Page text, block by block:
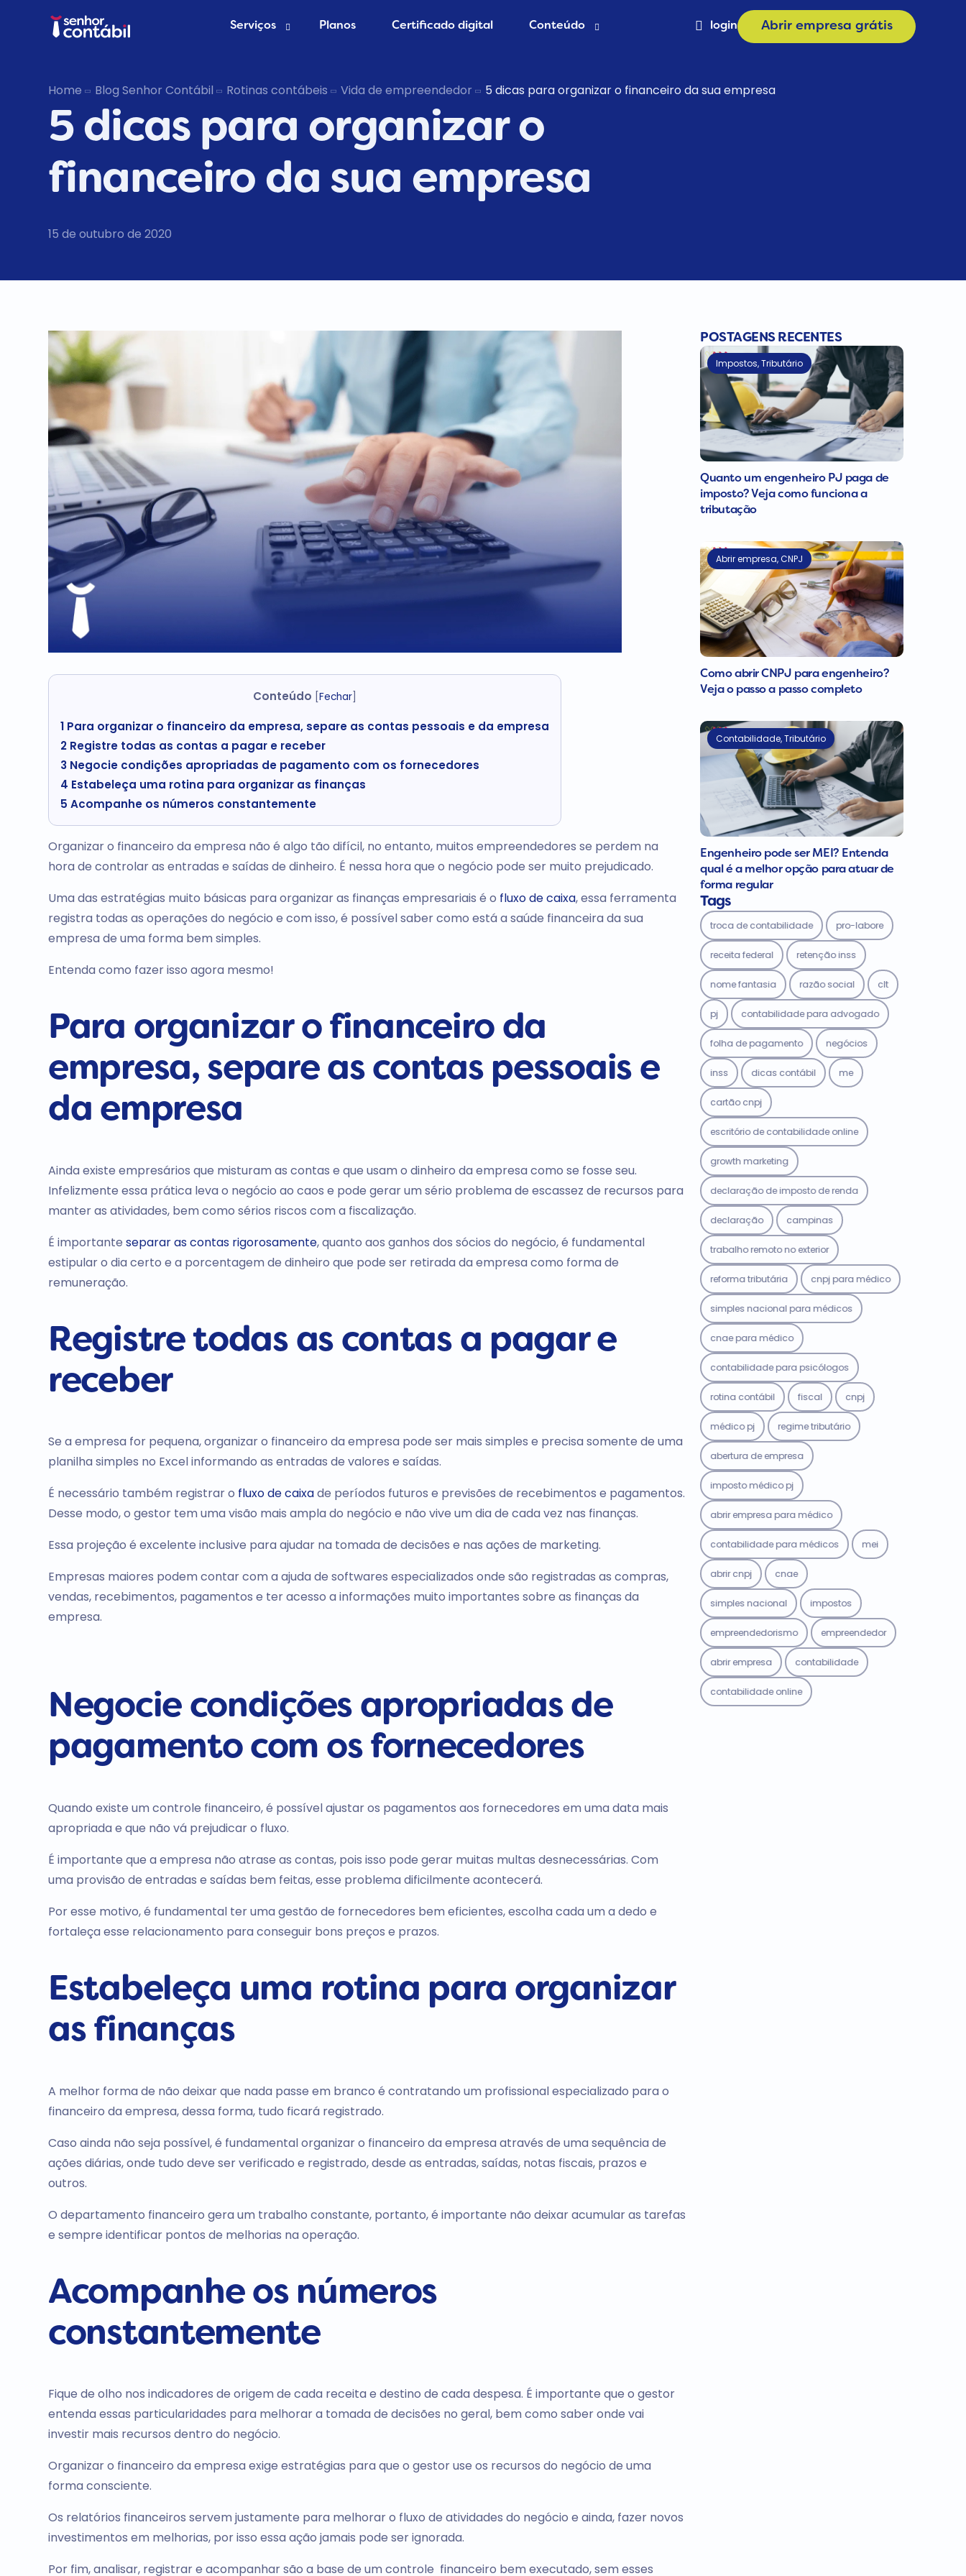
Serviços
Abrir Empresa grátis
Trocar de Contador
Planos Certificado digital Conteúdo
Blog Contábil
Abertura de empresa
Materiais
login Abrir empresa grátis
Home Blog Senhor Contábil Rotinas contábeis Vida de empreendedor 5 dicas para organizar o financeiro da sua empresa
5 dicas para organizar o
financeiro da sua empresa
15 de outubro de 2020
Conteúdo [Fechar
1 Para organizar o financeiro da empresa, separe as contas pessoais e da empresa
2 Registre todas as contas a pagar e receber
3 Negocie condições apropriadas de pagamento com os fornecedores
4 Estabeleça uma rotina para organizar as finanças
5 Acompanhe os números constantemente
Organizar o financeiro da empresa não é algo tão difícil, no entanto, muitos empreendedores se perdem na
hora de controlar as entradas e saídas de dinheiro. É nessa hora que o negócio pode ser muito prejudicado.
Uma das estratégias muito básicas para organizar as finanças empresariais é o fluxo de caixa, essa ferramenta
registra todas as operações do negócio e com isso, é possível saber como está a saúde financeira da sua
empresa de uma forma bem simples.
Entenda como fazer isso agora mesmo!
Para organizar o financeiro da
empresa, separe as contas pessoais e
da empresa
Ainda existe empresários que misturam as contas e que usam o dinheiro da empresa como se fosse seu.
Infelizmente essa prática leva o negócio ao caos e pode gerar um sério problema de escassez de recursos para
manter as atividades, bem como sérios riscos com a fiscalização.
É importante separar as contas rigorosamente, quanto aos ganhos dos sócios do negócio, é fundamental
estipular o dia certo e a porcentagem de dinheiro que pode ser retirada da empresa como forma de
remuneração.
Registre todas as contas a pagar e
receber
Se a empresa for pequena, organizar o financeiro da empresa pode ser mais simples e precisa somente de uma
planilha simples no Excel informando as entradas de valores e saídas.
É necessário também registrar o fluxo de caixade períodos futuros e previsões de recebimentos e pagamentos.
Desse modo, o gestor tem uma visão mais ampla do negócio e não vive um dia de cada vez nas finanças.
Essa projeção é excelente inclusive para ajudar na tomada de decisões e nas ações de marketing.
Empresas maiores podem contar com a ajuda de softwares especializados onde são registradas as compras,
vendas, recebimentos, pagamentos e ter acesso a informações muito importantes sobre as finanças da
empresa.
Negocie condições apropriadas de
pagamento com os fornecedores
Quando existe um controle financeiro, é possível ajustar os pagamentos aos fornecedores em uma data mais
apropriada e que não vá prejudicar o fluxo.
É importante que a empresa não atrase as contas, pois isso pode gerar muitas multas desnecessárias. Com
uma provisão de entradas e saídas bem feitas, esse problema dificilmente acontecerá.
Por esse motivo, é fundamental ter uma gestão de fornecedores bem eficientes, escolha cada um a dedo e
fortaleça esse relacionamento para conseguir bons preços e prazos.
Estabeleça uma rotina para organizar
as finanças
A melhor forma de não deixar que nada passe em branco é contratando um profissional especializado para o
financeiro da empresa, dessa forma, tudo ficará registrado.
Caso ainda não seja possível, é fundamental organizar o financeiro da empresa através de uma sequência de
ações diárias, onde tudo deve ser verificado e registrado, desde as entradas, saídas, notas fiscais, prazos e
outros.
O departamento financeiro gera um trabalho constante, portanto, é importante não deixar acumular as tarefas
e sempre identificar pontos de melhorias na operação.
Acompanhe os números
constantemente
Fique de olho nos indicadores de origem de cada receita e destino de cada despesa. É importante que o gestor
entenda essas particularidades para melhorar a tomada de decisões no geral, bem como saber onde vai
investir mais recursos dentro do negócio.
Organizar o financeiro da empresa exige estratégias para que o gestor use os recursos do negócio de uma
forma consciente.
Os relatórios financeiros servem justamente para melhorar o fluxo de atividades do negócio e ainda, fazer novos
investimentos em melhorias, por isso essa ação jamais pode ser ignorada.
Por fim, analisar, registrar e acompanhar são a base de um controle financeiro bem executado, sem esses
POSTAGENS RECENTES
Impostos,Tributário
Quanto um engenheiro PJ paga de
imposto? Veja como funciona a
tributação
Abrir empresa,CNPJ
Como abrir CNPJ para engenheiro?
Veja o passo a passo completo
Contabilidade,Tributário
Engenheiro pode ser MEI? Entenda
qual é a melhor opção para atuar de
forma regular
Tags
troca de contabilidade pro-labore
receita federal retenção inss
nome fantasia razão social clt
pj contabilidade para advogado
folha de pagamento negócios
inss dicas contábil me
cartão cnpj
escritório de contabilidade online
growth marketing
declaração de imposto de renda
declaração campinas
trabalho remoto no exterior
reforma tributária cnpj para médico
simples nacional para médicos
cnae para médico
contabilidade para psicólogos
rotina contábil fiscal cnpj
médico pj regime tributário
abertura de empresa
imposto médico pj
abrir empresa para médico
contabilidade para médicos mei
abrir cnpj cnae
simples nacional impostos
empreendedorismo empreendedor
abrir empresa contabilidade
contabilidade online